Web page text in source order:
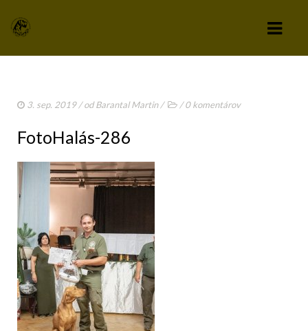
STANOVY KLUBU
CHOVATEĽSKÝ A ZÁPISNÝ PORIADOK
SPRAVODAJCA
TLAČIVÁ A PRIHLÁŠKY
KLUBOVÉ POPLATKY
ZÁPISNICE Z ČLENSKEJ SCHÔDZE
AKO BYT ČLENOM KCHHS
3. sep. 2019/ odBarantal Martin/ /0 komentárov
FotoHalás-286